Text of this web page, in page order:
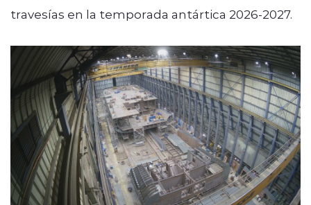
travesías en la temporada antártica 2026-2027.